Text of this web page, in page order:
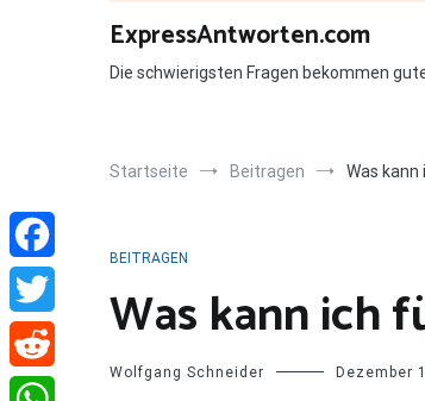
ExpressAntworten.com
Die schwierigsten Fragen bekommen
Startseite Beitragen Was
BEITRAGEN
Was kann ich
Wolfgang Schneider Dezember
Facebook
Twitter
Reddit